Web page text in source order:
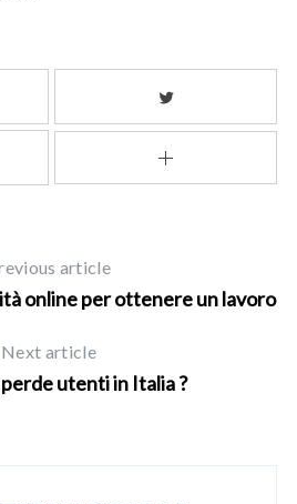
article
online per ottenere un lavoro
Next article
utenti in Italia ?